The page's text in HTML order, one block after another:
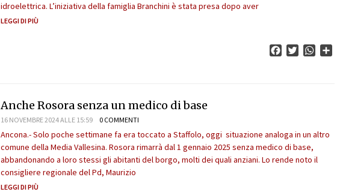
idroelettrica. L’iniziativa della famiglia Branchini è stata presa dopo aver
LEGGI DI PIÙ
FacebookTwitter
Anche Rosora senza un medico di base
16 NOVEMBRE 2024 ALLE 15:59 0 COMMENTI
Ancona.- Solo poche settimane fa era toccato a Staffolo, oggi situazione analoga in un altro
comune della Media Vallesina. Rosora rimarrà dal 1 gennaio 2025 senza medico di base,
abbandonando a loro stessi gli abitanti del borgo, molti dei quali anziani. Lo rende noto il
consigliere regionale del Pd, Maurizio
LEGGI DI PIÙ